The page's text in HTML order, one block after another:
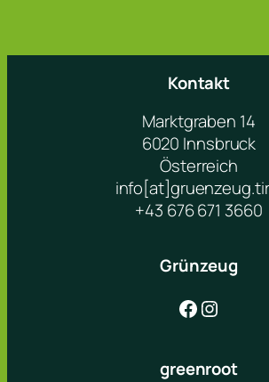
Kontakt
Marktgraben 14
6020 Innsbruck
Österreich
+43 676 671 3660
Grünzeug
Facebook Instagram
greenroot